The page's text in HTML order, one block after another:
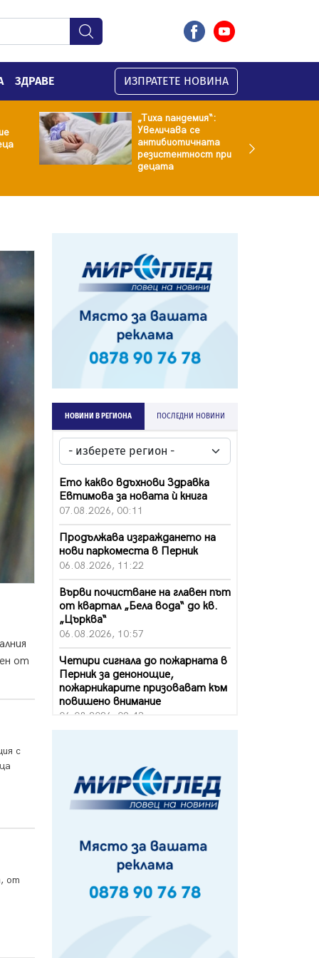
ЗДРАВЕ ИЗПРАТЕТЕ НОВИНА
„Тиха пандемия“:
Увеличава се
антибиотичната
резистентност при
децата
от
с
от
НОВИНИ В РЕГИОНА ПОСЛЕДНИ НОВИНИ
Ето какво вдъхнови Здравка
Евтимова за новата ѝ книга
07.08.2026, 00:11
Продължава изграждането на
нови паркоместа в Перник
06.08.2026, 11:22
Върви почистване на главен път
от квартал „Бела вода“ до кв.
„Църква“
06.08.2026, 10:57
Четири сигнала до пожарната в
Перник за денонощие,
пожарникарите призовават към
повишено внимание
06.08.2026, 09:43
06.08.2026, 09:28
Проверки за спазване правилата
за пожарна безопасност по
Перник
06.08.2026, 07:51
през август в Перник